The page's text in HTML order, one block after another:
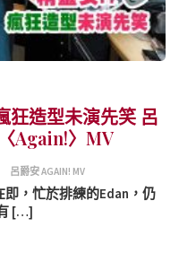
狂造型未演先笑 呂
Again!〉MV
呂爵安 AGAIN! MV
，忙於排練的Edan，仍
[…]